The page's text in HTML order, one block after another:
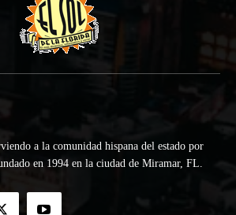
a la comunidad hispana del estado por
en 1994 en la ciudad de Miramar, FL.